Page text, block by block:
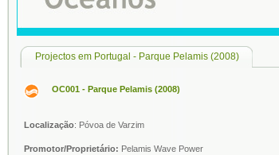
Projectos em Portugal - Parque Pelamis (2008)
OC001 - Parque Pelamis (2008)
Localização: Póvoa de Varzim
Promotor/Proprietário: Pelamis Wave Power